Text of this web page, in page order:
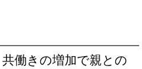
共働きの増加で親との